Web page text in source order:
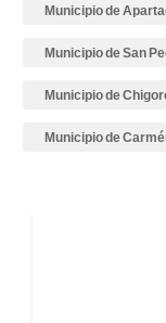
Municipio de
Municipio de San
Municipio de
Municipio de